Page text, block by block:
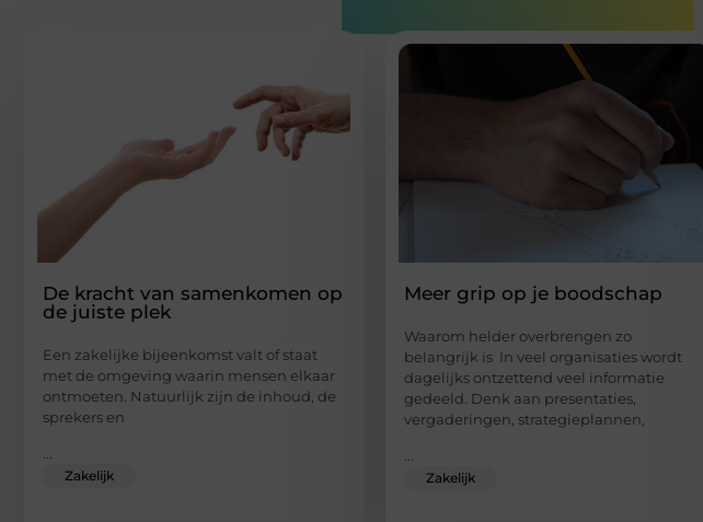
De kracht van samenkomen op
de juiste plek
Een zakelijke bijeenkomst valt of staat
met de omgeving waarin mensen elkaar
ontmoeten. Natuurlijk zijn de inhoud, de
sprekers en
...
Zakelijk
Meer grip op je boodschap
Waarom helder overbrengen zo
belangrijk is In veel organisaties wordt
dagelijks ontzettend veel informatie
gedeeld. Denk aan presentaties,
vergaderingen, strategieplannen,
...
Zakelijk